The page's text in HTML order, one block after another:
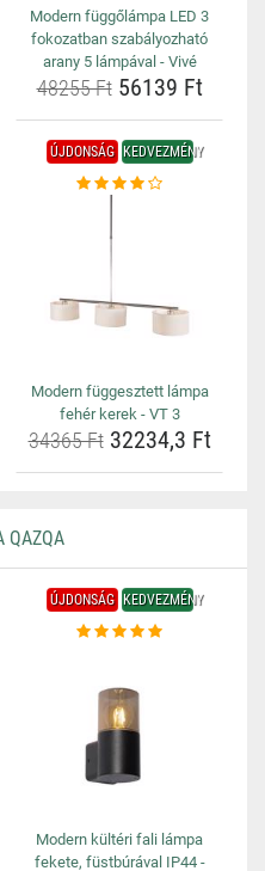
Modern függőlámpa LED 3
fokozatban szabályozható
arany 5 lámpával - Vivé
48255 Ft56139 Ft
ÚJDONSÁG KEDVEZMÉNY
Modern függesztett lámpa
fehér kerek - VT 3
34365 Ft32234,3 Ft
QAZQA
ÚJDONSÁG KEDVEZMÉNY
Modern kültéri fali lámpa
fekete, füstbúrával IP44 -